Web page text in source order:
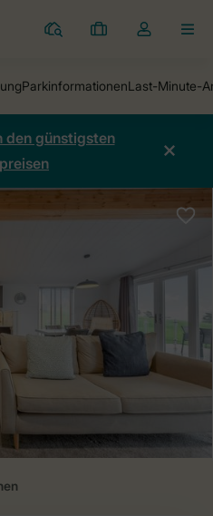
Ferienparks
Meine
Dropdown-
öffnen
den günstigsten